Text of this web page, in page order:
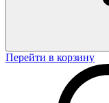
Перейти в корзину